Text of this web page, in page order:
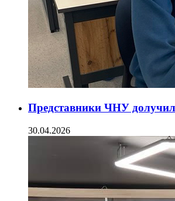
Представники ЧНУ
30.04.2026